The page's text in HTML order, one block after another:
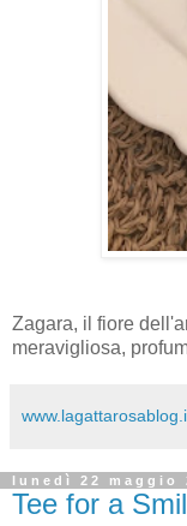
Zagara, il fiore
meravigliosa,
lunedì 22 maggio
Tee for a